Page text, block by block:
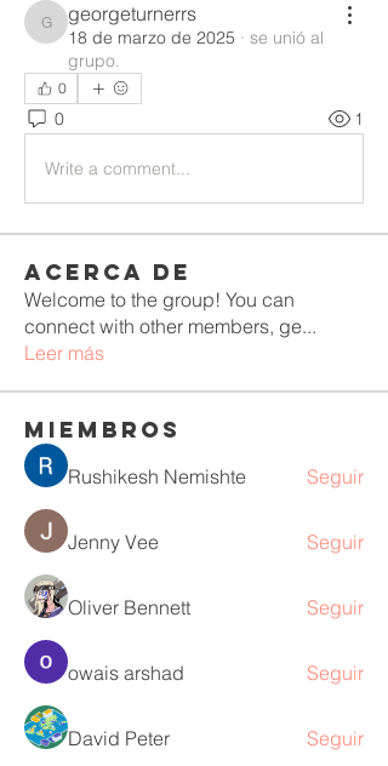
georgeturnerrs
georgeturnerrs
18 de marzo de 2025 · se unió al
grupo.
0
0 1
Write a comment...
Acerca de
Welcome to the group! You can
connect with other members, ge...
Leer más
Miembros
Rushikesh Nemishte Seguir
Jenny Vee Seguir
Oliver Bennett Seguir
owais arshad Seguir
David Peter
Seguir